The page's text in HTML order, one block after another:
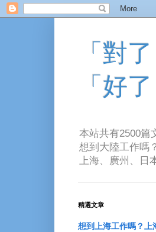
「對
「好
本站共有2500篇
想到大陸工作嗎
上海、廣州、日
精選文章
想到上海工作嗎？上